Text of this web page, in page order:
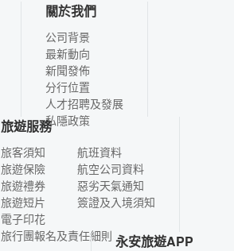
關於我們
公司背景
最新動向
新聞發佈
分行位置
人才招聘及發展
私隱政策
旅遊服務
旅客須知
旅遊保險
旅遊禮券
旅遊短片
電子印花
航班資料
航空公司資料
惡劣天氣通知
簽證及入境須知
旅行團報名及責任細則 永安旅遊APP